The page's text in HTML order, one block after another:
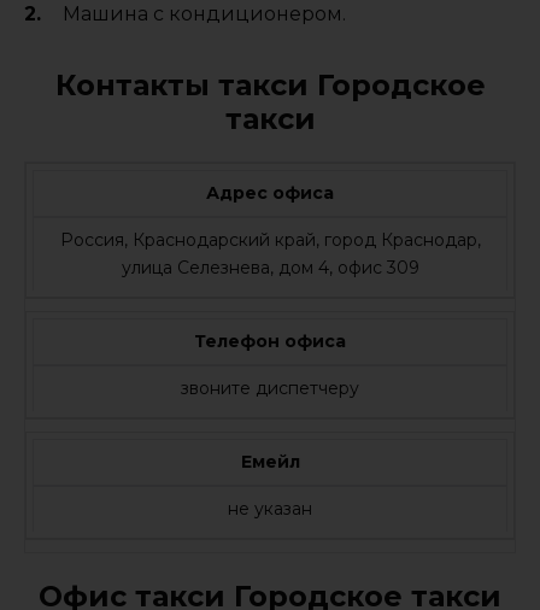
Машина с кондиционером.
Контакты такси Городское
такси
Адрес офиса
Россия, Краснодарский край, город Краснодар,
улица Селезнева, дом 4, офис 309
Телефон офиса
звоните диспетчеру
Емейл
не указан
Офис такси Городское такси